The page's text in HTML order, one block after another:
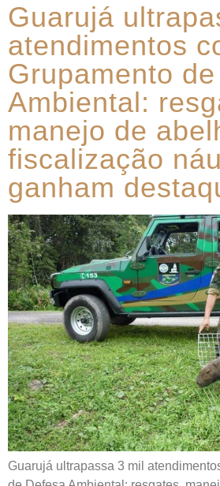
Guarujá
atendimentos
Grupamento
Ambiental:
manejo de
fiscalização
ganham
Guarujá ultrapassa 3 mil